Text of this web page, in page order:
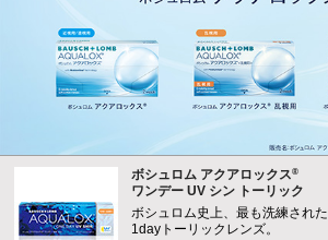
ボシュロム アクアロックス®
ワンデー UV シン トーリック
ボシュロム史上、最も洗練された
1dayトーリックレンズ。